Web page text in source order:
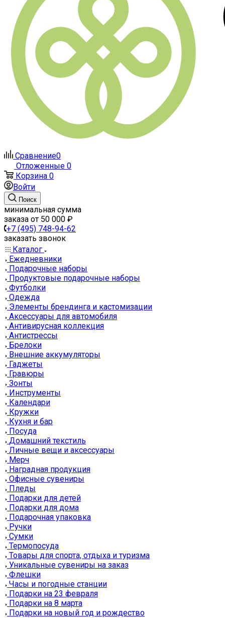
Сравнение0
Отложенные 0
Корзина 0
Войти
Поиск
минимальная сумма
заказа от 50 000 ₽
+7 (495) 748-94-62
заказать звонок
Каталог
Ежедневники
Подарочные наборы
Продуктовые подарочные наборы
Футболки
Одежда
Элементы брендинга и кастомизации
Аксессуары для автомобиля
Антивирусная коллекция
Антистрессы
Брелоки
Внешние аккумуляторы
Гаджеты
Гравюры
Зонты
Инструменты
Календари
Кружки
Кухня и бар
Посуда
Домашний текстиль
Личные вещи и аксессуары
Мерч
Наградная продукция
Офисные сувениры
Пледы
Подарки для детей
Подарки для дома
Подарочная упаковка
Ручки
Сумки
Термопосуда
Товары для спорта, отдыха и туризма
Уникальные сувениры на заказ
Флешки
Часы и погодные станции
Подарки на 23 февраля
Подарки на 8 марта
Подарки на новый год и рождество